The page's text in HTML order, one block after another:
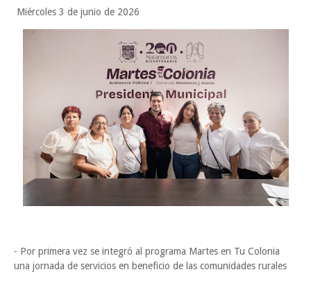
La ONU publica Segundo Informe Subnacional de Tamaulipas
Disney reconoce a nivel mundial talento de estudiante de la UAT
Ayuntamiento entrega apoyos del programa "Ruta Segura,
la Educación"
Sabado, 8 Agosto
Miércoles 3 de junio de 2026
- Por primera vez se integró al programa Martes en Tu Colonia
una jornada de servicios en beneficio de las comunidades rurales